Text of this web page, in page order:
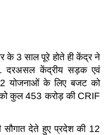
के 3 साल पूरे होते ही केंद्र ने
है. दरअसल केंद्रीय सड़क एवं
योजनाओं के लिए बजट को
कुल 453 करोड़ की CRIF
सौगात देते हुए प्रदेश की 12